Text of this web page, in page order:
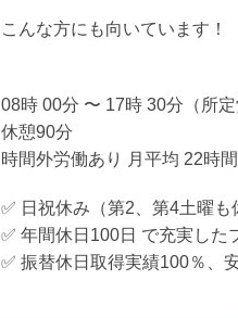
こんな方にも向いています！
08時 00分 〜 17時 30分（所定
休憩90分
時間外労働あり 月平均 22時間
✅ 日祝休み（第2、第4土曜も
✅ 年間休日100日 で充実した
✅ 振替休日取得実績100％、